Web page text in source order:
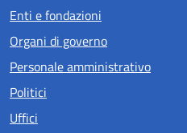
Enti e fondazioni
Organi di governo
Personale amministrativo
Politici
Uffici